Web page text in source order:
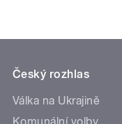
Český rozhlas
Válka na Ukrajině